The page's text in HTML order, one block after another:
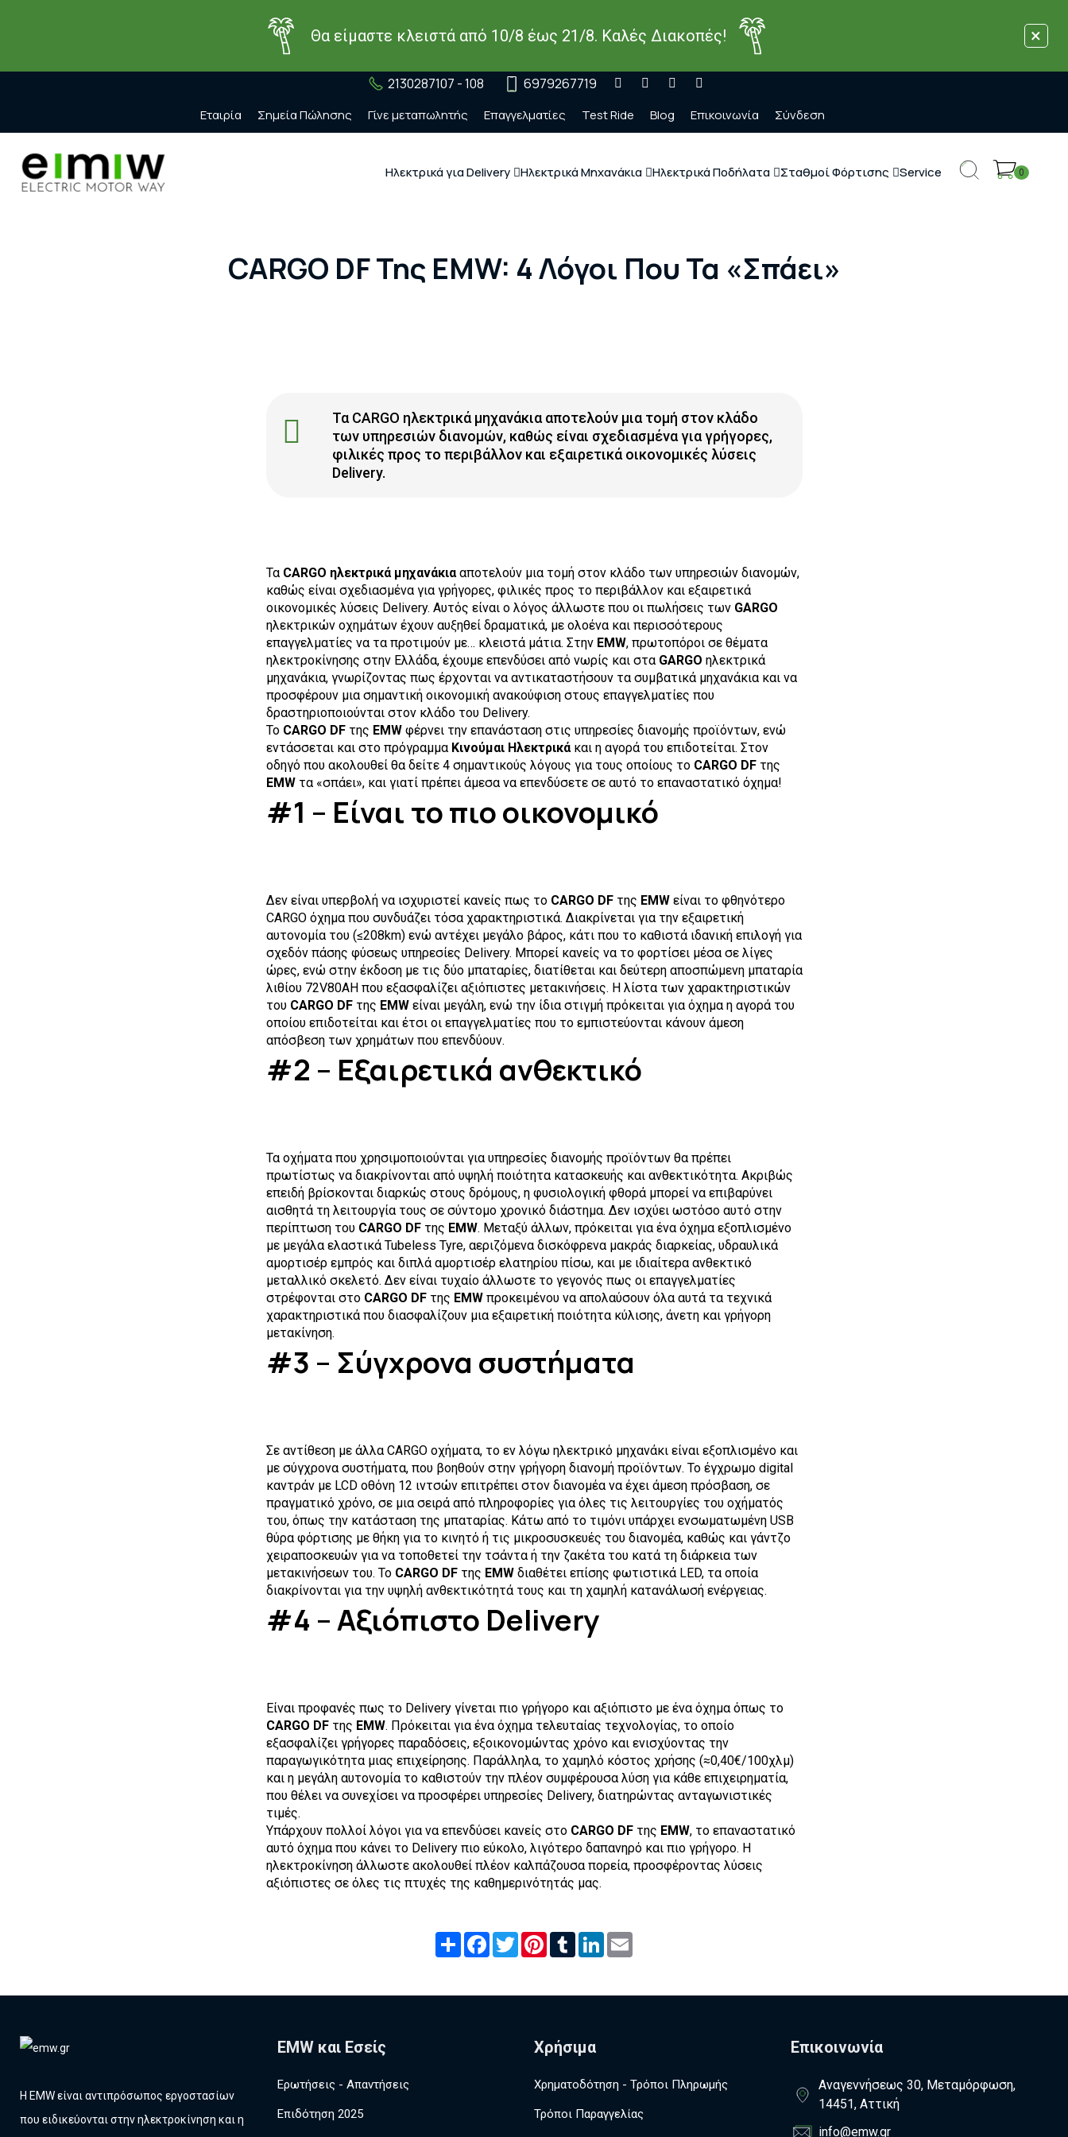
Θα είμαστε κλειστά από 10/8 έως 21/8. Καλές Διακοπές! ×
2130287107 - 108 6979267719
Εταιρία Σημεία Πώλησης Γίνε μεταπωλητής Επαγγελματίες Test Ride Blog Επικοινωνία Σύνδεση
Ηλεκτρικά για Delivery Ηλεκτρικά Μηχανάκια Ηλεκτρικά Ποδήλατα Σταθμοί Φόρτισης Service 0
CARGO DF Της EMW: 4 Λόγοι Που Τα «σπάει»
Τα CARGO ηλεκτρικά μηχανάκια αποτελούν μια τομή στον κλάδο
των υπηρεσιών διανομών, καθώς είναι σχεδιασμένα για γρήγορες,
φιλικές προς το περιβάλλον και εξαιρετικά οικονομικές λύσεις
Delivery.
Τα CARGO ηλεκτρικά μηχανάκιααποτελούν μια τομή στον κλάδο των υπηρεσιών διανομών,
καθώς είναι σχεδιασμένα για γρήγορες, φιλικές προς το περιβάλλον και εξαιρετικά
οικονομικές λύσεις Delivery. Αυτός είναι ο λόγος άλλωστε που οι πωλήσεις των GARGO
ηλεκτρικών οχημάτων έχουν αυξηθεί δραματικά, με ολοένα και περισσότερους
επαγγελματίες να τα προτιμούν με… κλειστά μάτια. Στην EMW, πρωτοπόροι σε θέματα
ηλεκτροκίνησης στην Ελλάδα, έχουμε επενδύσει από νωρίς και στα GARGO ηλεκτρικά
μηχανάκια, γνωρίζοντας πως έρχονται να αντικαταστήσουν τα συμβατικά μηχανάκια και να
προσφέρουν μια σημαντική οικονομική ανακούφιση στους επαγγελματίες που
δραστηριοποιούνται στον κλάδο του Delivery.
Το CARGO DFτης EMWφέρνει την επανάσταση στις υπηρεσίες διανομής προϊόντων, ενώ
εντάσσεται και στο πρόγραμμα Κινούμαι Ηλεκτρικάκαι η αγορά του επιδοτείται. Στον
οδηγό που ακολουθεί θα δείτε 4 σημαντικούς λόγους για τους οποίους το CARGO DFτης
EMWτα «σπάει», και γιατί πρέπει άμεσα να επενδύσετε σε αυτό το επαναστατικό όχημα!
#1 – Είναι το πιο οικονομικό
Δεν είναι υπερβολή να ισχυριστεί κανείς πως το CARGO DFτης EMWείναι το φθηνότερο
CARGO όχημα που συνδυάζει τόσα χαρακτηριστικά. Διακρίνεται για την εξαιρετική
αυτονομία του (≤208km) ενώ αντέχει μεγάλο βάρος, κάτι που το καθιστά ιδανική επιλογή για
σχεδόν πάσης φύσεως υπηρεσίες Delivery. Μπορεί κανείς να το φορτίσει μέσα σε λίγες
ώρες, ενώ στην έκδοση με τις δύο μπαταρίες, διατίθεται και δεύτερη αποσπώμενη μπαταρία
λιθίου 72V80AH που εξασφαλίζει αξιόπιστες μετακινήσεις. Η λίστα των χαρακτηριστικών
του CARGO DFτης EMWείναι μεγάλη, ενώ την ίδια στιγμή πρόκειται για όχημα η αγορά του
οποίου επιδοτείται και έτσι οι επαγγελματίες που το εμπιστεύονται κάνουν άμεση
απόσβεση των χρημάτων που επενδύουν.
#2 – Εξαιρετικά ανθεκτικό
Τα οχήματα που χρησιμοποιούνται για υπηρεσίες διανομής προϊόντων θα πρέπει
πρωτίστως να διακρίνονται από υψηλή ποιότητα κατασκευής και ανθεκτικότητα. Ακριβώς
επειδή βρίσκονται διαρκώς στους δρόμους, η φυσιολογική φθορά μπορεί να επιβαρύνει
αισθητά τη λειτουργία τους σε σύντομο χρονικό διάστημα. Δεν ισχύει ωστόσο αυτό στην
περίπτωση του CARGO DFτης EMW. Μεταξύ άλλων, πρόκειται για ένα όχημα εξοπλισμένο
με μεγάλα ελαστικά Tubeless Tyre, αεριζόμενα δισκόφρενα μακράς διαρκείας, υδραυλικά
αμορτισέρ εμπρός και διπλά αμορτισέρ ελατηρίου πίσω, και με ιδιαίτερα ανθεκτικό
μεταλλικό σκελετό. Δεν είναι τυχαίο άλλωστε το γεγονός πως οι επαγγελματίες
στρέφονται στο CARGO DFτης EMWπροκειμένου να απολαύσουν όλα αυτά τα τεχνικά
χαρακτηριστικά που διασφαλίζουν μια εξαιρετική ποιότητα κύλισης, άνετη και γρήγορη
μετακίνηση.
#3 – Σύγχρονα συστήματα
Σε αντίθεση με άλλα CARGO οχήματα, το εν λόγω ηλεκτρικό μηχανάκι είναι εξοπλισμένο και
με σύγχρονα συστήματα, που βοηθούν στην γρήγορη διανομή προϊόντων. Το έγχρωμο digital
καντράν με LCD οθόνη 12 ιντσών επιτρέπει στον διανομέα να έχει άμεση πρόσβαση, σε
πραγματικό χρόνο, σε μια σειρά από πληροφορίες για όλες τις λειτουργίες του οχήματός
του, όπως την κατάσταση της μπαταρίας. Κάτω από το τιμόνι υπάρχει ενσωματωμένη USB
θύρα φόρτισης με θήκη για το κινητό ή τις μικροσυσκευές του διανομέα, καθώς και γάντζο
χειραποσκευών για να τοποθετεί την τσάντα ή την ζακέτα του κατά τη διάρκεια των
μετακινήσεων του. Το CARGO DFτης EMWδιαθέτει επίσης φωτιστικά LED, τα οποία
διακρίνονται για την υψηλή ανθεκτικότητά τους και τη χαμηλή κατανάλωσή ενέργειας.
#4 – Αξιόπιστο Delivery
Είναι προφανές πως το Delivery γίνεται πιο γρήγορο και αξιόπιστο με ένα όχημα όπως το
CARGO DFτης EMW. Πρόκειται για ένα όχημα τελευταίας τεχνολογίας, το οποίο
εξασφαλίζει γρήγορες παραδόσεις, εξοικονομώντας χρόνο και ενισχύοντας την
παραγωγικότητα μιας επιχείρησης. Παράλληλα, το χαμηλό κόστος χρήσης (≈0,40€/100χλμ)
και η μεγάλη αυτονομία το καθιστούν την πλέον συμφέρουσα λύση για κάθε επιχειρηματία,
που θέλει να συνεχίσει να προσφέρει υπηρεσίες Delivery, διατηρώντας ανταγωνιστικές
τιμές.
Υπάρχουν πολλοί λόγοι για να επενδύσει κανείς στο CARGO DFτης EMW, το επαναστατικό
αυτό όχημα που κάνει το Delivery πιο εύκολο, λιγότερο δαπανηρό και πιο γρήγορο. Η
ηλεκτροκίνηση άλλωστε ακολουθεί πλέον καλπάζουσα πορεία, προσφέροντας λύσεις
αξιόπιστες σε όλες τις πτυχές της καθημερινότητάς μας.
Share Facebook
TwitterPinterest
TumblrLinkedIn
Η EMW είναι αντιπρόσωπος εργοστασίων
που ειδικεύονται στην ηλεκτροκίνηση και η
EMW και Εσείς
Ερωτήσεις - Απαντήσεις
Επιδότηση 2025
Χρήσιμα
Χρηματοδότηση - Τρόποι Πληρωμής
Τρόποι Παραγγελίας
Επικοινωνία
Αναγεννήσεως 30, Μεταμόρφωση,
14451, Αττική
info@emw.gr